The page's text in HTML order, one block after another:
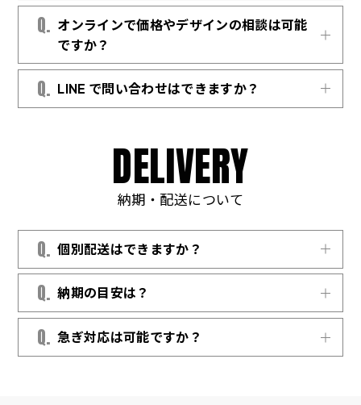
オーダーフォーム運用時は、設定された締切
へのご協力をお願いしています。
Q. オンラインで価格やデザインの相談は可能
ですか？
Zoom や Google Meet で画面共有しながらご
相談いただけます。ご希望日時をメールまた
は LINE でお知らせください。
Q. LINE で問い合わせはできますか？
りください。
DELIVERY
納期・配送について
Q. 個別配送はできますか？
可能です。個別支払・個別配送フォームをご
利用の場合、購入者ごとのご住所へ発送いた
します。
Q. 納期の目安は？
国内生産アイテム：約 2 週間／海外生産アイ
テム：約 3〜4 週間 が目安です。繁忙期や大
量注文の場合は事前にご相談ください。
Q. 急ぎ対応は可能ですか？